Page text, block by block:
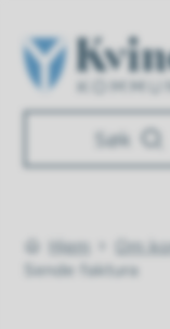
Kvinesdal
Søk
Du er her:
Hjem Om
Sende faktura